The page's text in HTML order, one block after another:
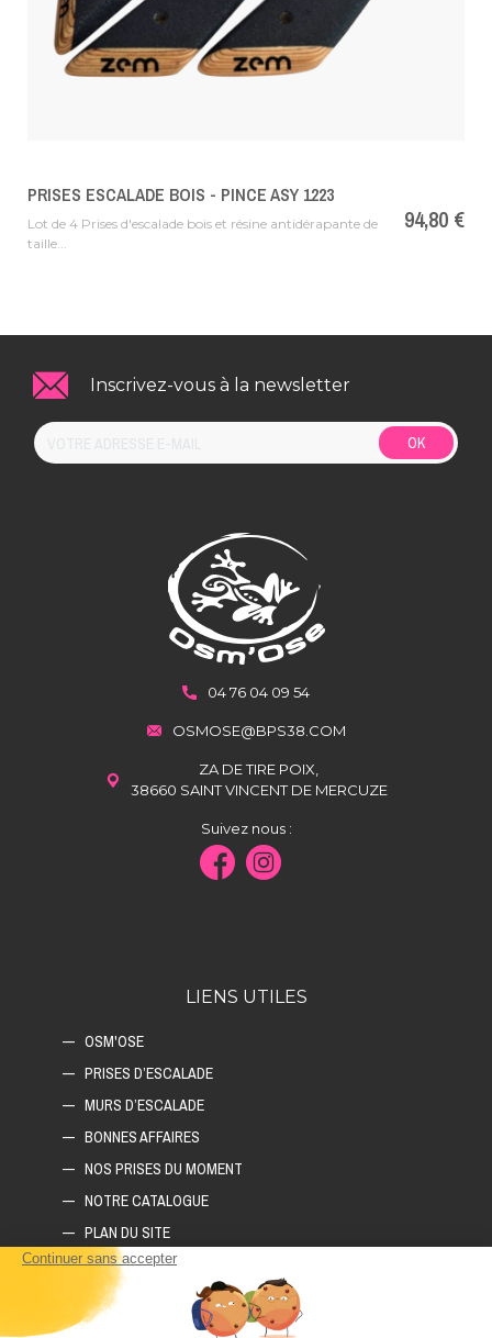
PRISES ESCALADE BOIS - PINCE ASY 1223
Lot de 4 Prises d'escalade bois et résine antidérapante de
taille...
Prix
94,80 €
Inscrivez-vous à la newsletter
OK
04 76 04 09 54
OSMOSE@BPS38.COM
ZA DE TIRE POIX,
38660 SAINT VINCENT DE MERCUZE
Suivez nous :
LIENS UTILES
OSM'OSE
PRISES D’ESCALADE
MURS D’ESCALADE
BONNES AFFAIRES
NOS PRISES DU MOMENT
NOTRE CATALOGUE
PLAN DU SITE
COMMENT CONSTRUIRE SON MUR D'ESCALADE ?
COMMENT CHOISIR SON TAPIS D'ESCALADE ?
COMMENT CHOISIR SES PRISES D'ESCALADE ?